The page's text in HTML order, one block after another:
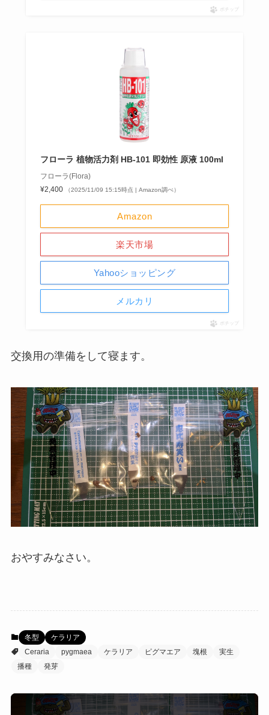
ポチップ
フローラ 植物活力剤 HB-101 即効性 原液 100ml
フローラ(Flora)
¥2,400
（2025/11/09 15:15時点 | Amazon調べ）
Amazon
楽天市場
Yahooショッピング
メルカリ
ポチップ
交換用の準備をして寝ます。
おやすみなさい。
冬型
ケラリア
Ceraria
pygmaea ケラリア ピグマエア 塊根
実生
播種
発芽